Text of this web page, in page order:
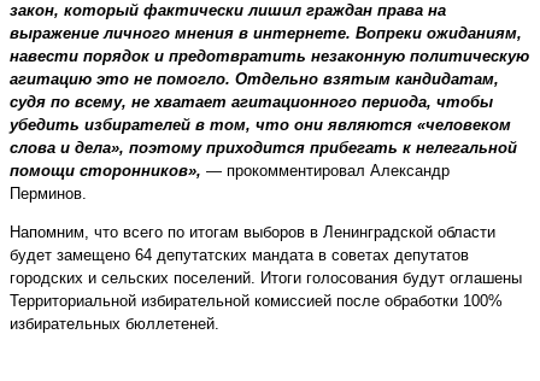
закон, который фактически лишил граждан права на
выражение личного мнения в интернете. Вопреки ожиданиям,
навести порядок и предотвратить незаконную политическую
агитацию это не помогло. Отдельно взятым кандидатам,
судя по всему, не хватает агитационного периода, чтобы
убедить избирателей в том, что они являются «человеком
слова и дела», поэтому приходится прибегать к нелегальной
помощи сторонников», — прокомментировал Александр
Перминов.
Напомним, что всего по итогам выборов в Ленинградской области
будет замещено 64 депутатских мандата в советах депутатов
городских и сельских поселений. Итоги голосования будут оглашены
Территориальной избирательной комиссией после обработки 100%
избирательных бюллетеней.